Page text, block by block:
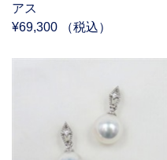
アス
¥69,300 （税込）